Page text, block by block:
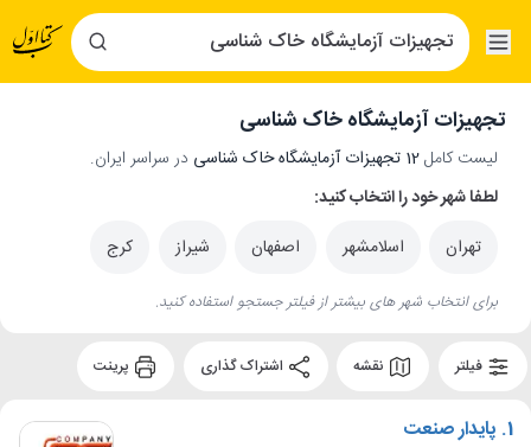
تجهیزات آزمایشگاه خاک شناسی
لیست کامل12 تجهیزات آزمایشگاه خاک شناسی
در سراسر ایران.
لطفا شهر خود را انتخاب کنید:
تهران
اسلامشهر اصفهان شیراز کرج
برای انتخاب شهر های بیشتر از فیلتر جستجو استفاده کنید.
فیلتر نقشه
1. پایدار صنعت